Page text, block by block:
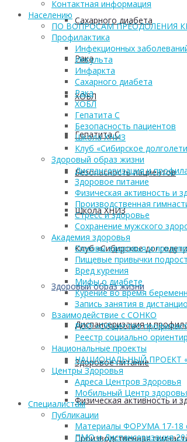
Сахарного диабета
Рака
ХОБЛ
Гепатита С
Безопасность пациентов
Школа ХНИЗ
Клуб «Сибирское
Здоровый образ жизни
Диспансеризация и
Здоровое питание
Физическая активность и
Производственная
Контактная информация
Населению
ПО ВОПРОСАМ ПРЕОДОЛЕНИЯ
Профилактика
Инфекционных
Инсульта
Инфаркта
Сахарного диабета
Рака
ХОБЛ
Гепатита С
Безопасность пациентов
Школа ХНИЗ
Клуб «Сибирское
Здоровый образ жизни
Диспансеризация и
Здоровое питание
Физическая активность и
Производственная
Стресс и здоровье
Сохранение мужского
Академия здоровья
Основы здоровья и
Пищевые привычки
Вред курения
Мифы о диабете
Курение во время
Запись занятия в
Взаимодействие с СОНКО
РОО «Общество
Реестр социально
Национальные проекты
НАЦИОНАЛЬНЫЙ ПРОЕКТ
Центры Здоровья
Адреса Центров Здоровья
Мобильный Центр
Cпециалистам
Публикации
Материалы ФОРУМА 17-18
ПМО и Диспансеризация